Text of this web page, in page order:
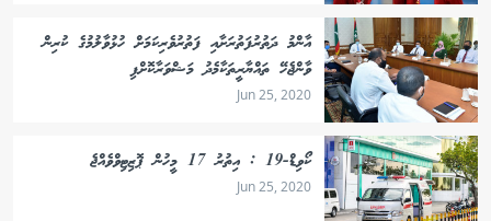
އާންމު ދަތުރުފަތުރަށާއި ފަތުރުވެރިކަމަށް ހުޅުވާލުމުގެ ކުރިން
ވާންޖެހޭ ތައްޔާރީތަކާމެދު މަޝްވަރާކޮށްފި
Jun 25, 2020
ކޯވިޑް-19 : އިތުރު 17 މީހުން ޕޮޒިޓިވްވެއްޖެ
Jun 25, 2020